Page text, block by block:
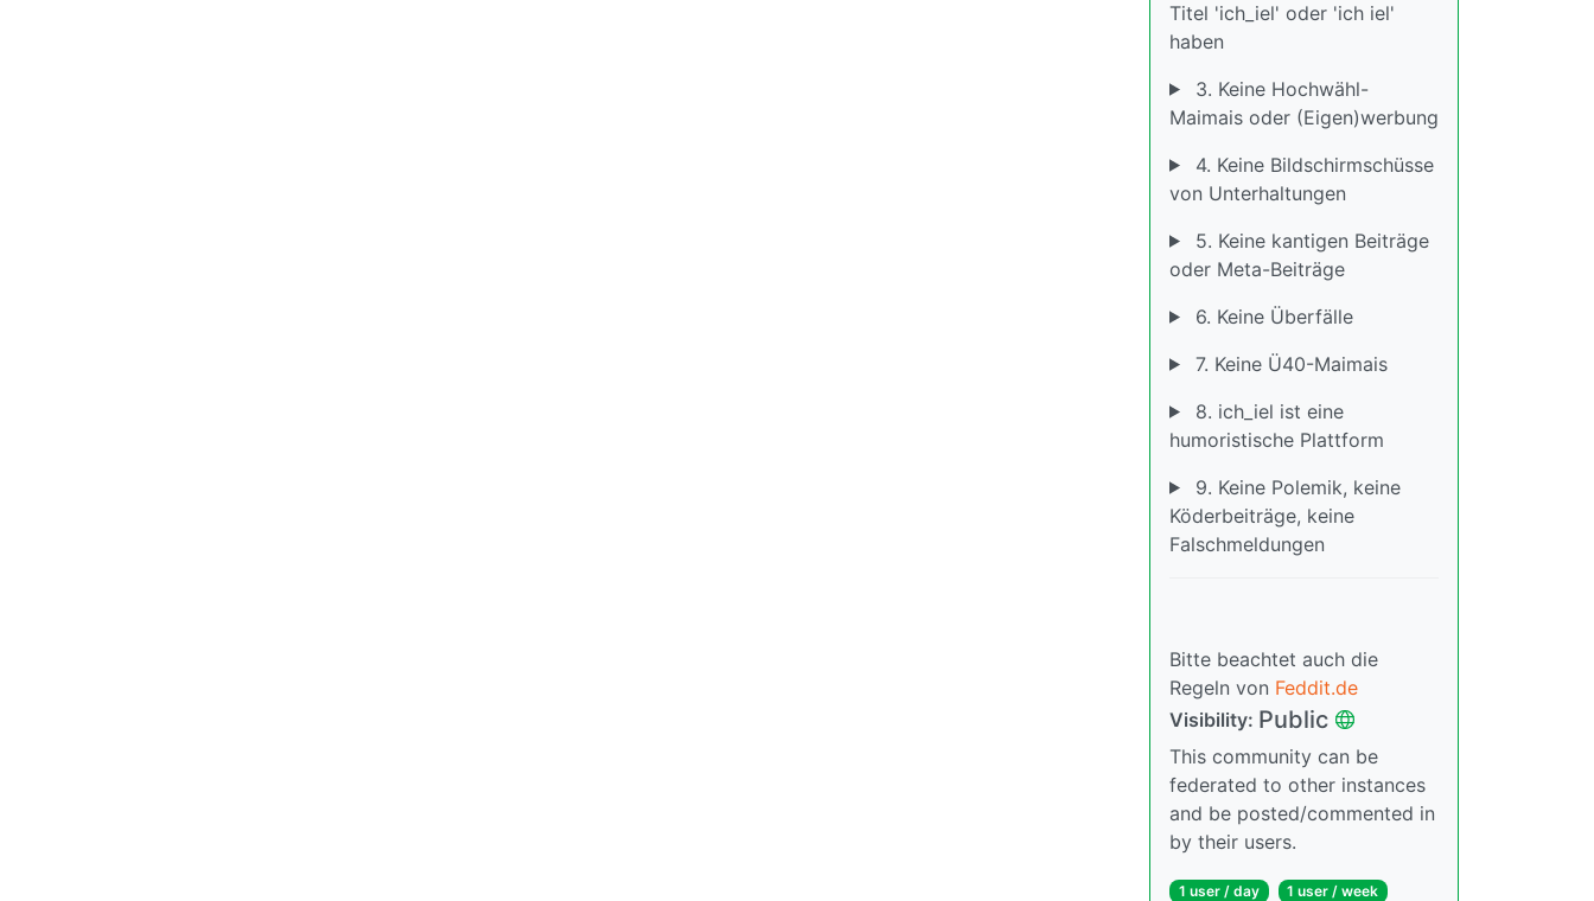
Titel 'ich_iel' oder 'ich iel'
haben
3. Keine Hochwähl-
Maimais oder (Eigen)werbung
4. Keine Bildschirmschüsse
von Unterhaltungen
5. Keine kantigen Beiträge
oder Meta-Beiträge
6. Keine Überfälle
7. Keine Ü40-Maimais
8. ich_iel ist eine
humoristische Plattform
9. Keine Polemik, keine
Köderbeiträge, keine
Falschmeldungen
Bitte beachtet auch die
Regeln von Feddit.de
Visibility: Public
This community can be
federated to other instances
and be posted/commented in
by their users.
1 user / day 1 user / week